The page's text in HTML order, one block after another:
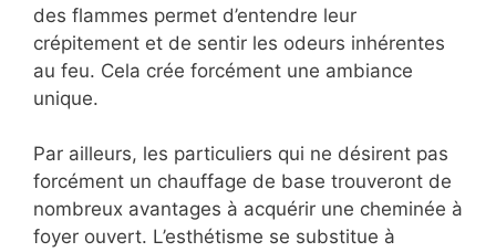
des flammes permet d’entendre leur
crépitement et de sentir les odeurs inhérentes
au feu. Cela crée forcément une ambiance
unique.
Par ailleurs, les particuliers qui ne désirent pas
forcément un chauffage de base trouveront de
nombreux avantages à acquérir une cheminée à
foyer ouvert. L’esthétisme se substitue à